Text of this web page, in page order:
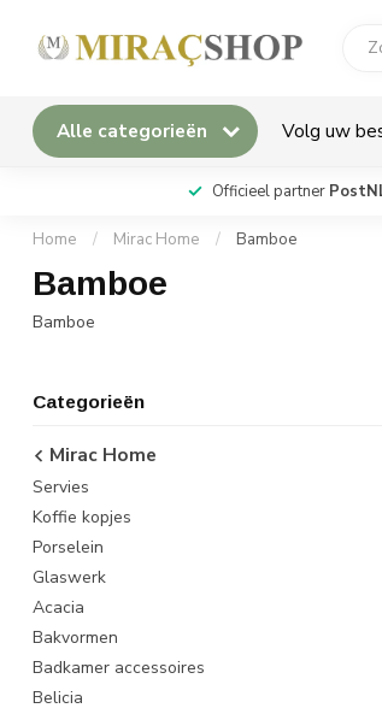
Alle categorieën Volg uw
Officieel partner
Home / Mirac Home / Bamboe
Bamboe
Bamboe
Categorieën
Mirac Home
Servies
Koffie kopjes
Porselein
Glaswerk
Acacia
Bakvormen
Badkamer accessoires
Belicia